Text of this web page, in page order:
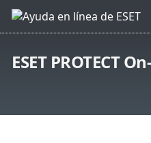
ESET PROTECT